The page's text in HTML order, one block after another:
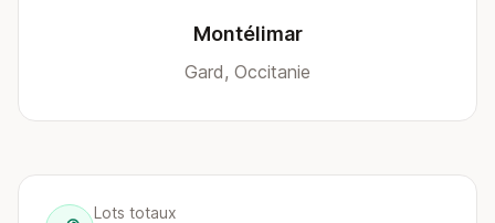
Montélimar
Gard, Occitanie
Lots totaux